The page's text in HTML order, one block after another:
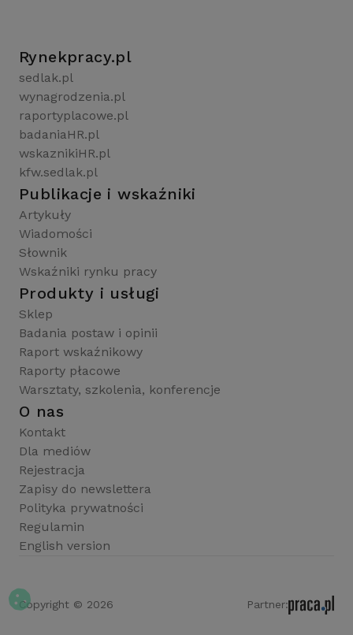
Rynekpracy.pl
sedlak.pl
wynagrodzenia.pl
raportyplacowe.pl
badaniaHR.pl
wskaznikiHR.pl
kfw.sedlak.pl
Publikacje i wskaźniki
Artykuły
Wiadomości
Słownik
Wskaźniki rynku pracy
Produkty i usługi
Sklep
Badania postaw i opinii
Raport wskaźnikowy
Raporty płacowe
Warsztaty, szkolenia, konferencje
O nas
Kontakt
Dla mediów
Rejestracja
Zapisy do newslettera
Polityka prywatności
Regulamin
English version
Copyright © 2026 Partner: